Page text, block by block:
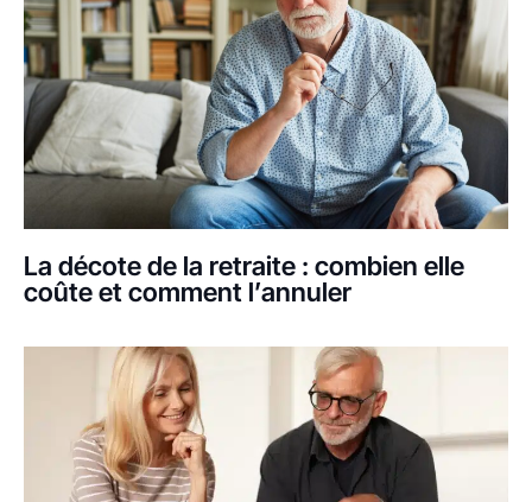
La décote de la retraite : combien elle
coûte et comment l’annuler